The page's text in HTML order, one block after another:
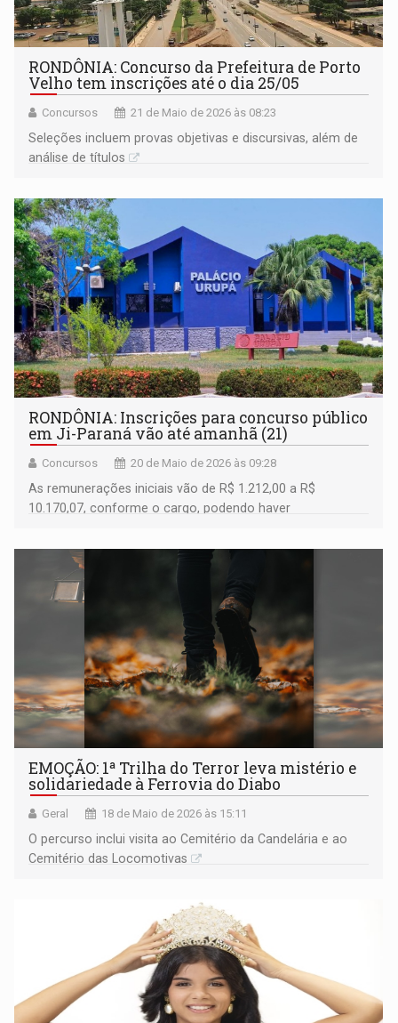
RONDÔNIA: Concurso da Prefeitura de Porto
Velho tem inscrições até o dia 25/05
Concursos 21 de Maio de 2026 às 08:23
Seleções incluem provas objetivas e discursivas, além de
análise de títulos
RONDÔNIA: Inscrições para concurso público
em Ji-Paraná vão até amanhã (21)
Concursos 20 de Maio de 2026 às 09:28
As remunerações iniciais vão de R$ 1.212,00 a R$
10.170,07, conforme o cargo, podendo haver
EMOÇÃO: 1ª Trilha do Terror leva mistério e
solidariedade à Ferrovia do Diabo
Geral 18 de Maio de 2026 às 15:11
O percurso inclui visita ao Cemitério da Candelária e ao
Cemitério das Locomotivas